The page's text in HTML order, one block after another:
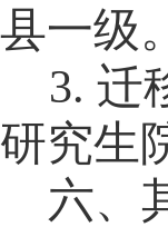
县一级。
3. 迁
研究生
六、